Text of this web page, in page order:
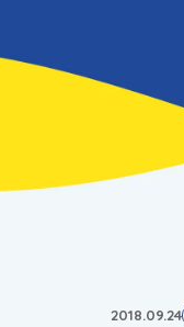
2018.09.24